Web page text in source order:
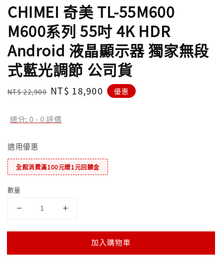
CHIMEI 奇美 TL-55M600
M600系列 55吋 4K HDR
Android 液晶顯示器 獨家無段
式藍光調節 公司貨
Regular
NT$ 22,900 Sale
NT$ 18,900 優惠
總分:0 -0評價
適用優惠
全館消費滿100元贈1元回饋金
數量
加入購物車